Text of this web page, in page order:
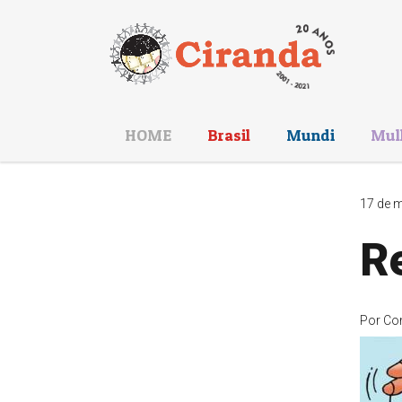
HOME Brasil Mundi
17 de
Por